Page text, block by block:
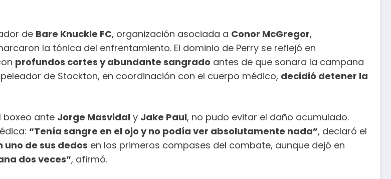
de Bare Knuckle FC, organización asociada a Conor McGregor,
la tónica del enfrentamiento. El dominio de Perry se reflejó en
profundos cortes y abundante sangrado antes de que sonara la campana
de Stockton, en coordinación con el cuerpo médico, decidió detener la
boxeo ante Jorge Masvidal y Jake Paul, no pudo evitar el daño acumulado.
“Tenía sangre en el ojo y no podía ver absolutamente nada”, declaró el
uno de sus dedos en los primeros compases del combate, aunque dejó en
dos veces”, afirmó.